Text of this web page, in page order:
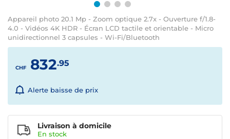
Appareil photo 20.1 Mp - Zoom optique 2.7x - Ouverture f/1.8-
4.0 - Vidéos 4K HDR - Écran LCD tactile et orientable - Micro
unidirectionnel 3 capsules - Wi-Fi/Bluetooth
CHF 832.95
Alerte baisse de prix
Livraison à domicile
En stock